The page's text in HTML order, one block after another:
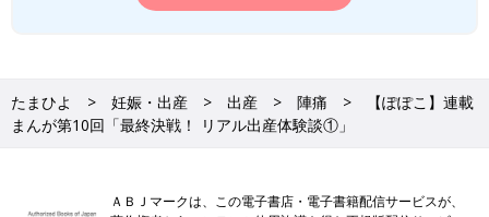
たまひよ 妊娠・出産 出産 陣痛
【ぽぽこ】連載
まんが第10回「最終決戦！ リアル出産体験談①」
ＡＢＪマークは、この電子書店・電子書籍配信サービスが、